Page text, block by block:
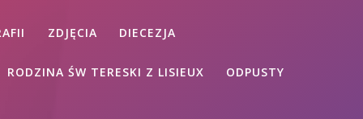
ZDJĘCIA DIECEZJA
RODZINA ŚW TERESKI Z LISIEUX ODPUSTY